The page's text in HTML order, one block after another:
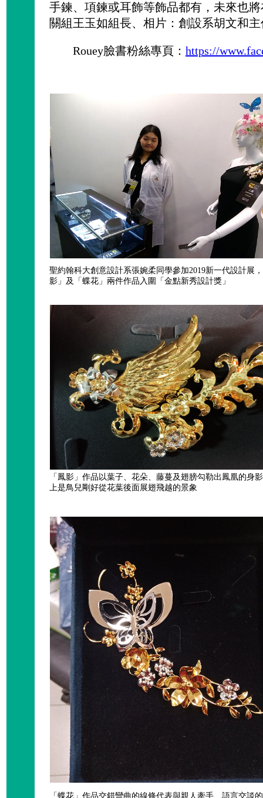
手鍊、項鍊或耳飾等飾品都有，未來也
關組王玉如組長、相片：創設系胡文和
Rouey臉書粉絲專頁： https://
聖約翰科大創意設計系張婉柔同學參加2019新一代設計展
影」及「蝶花」兩件作品入圍「金點新秀設計獎」
「鳳影」作品以葉子、花朵、藤蔓及翅膀勾勒出鳳凰的身
上是鳥兒剛好從花葉後面展翅飛越的景象
「蝶花」作品交錯彎曲的線條代表與親人牽手、語言交談